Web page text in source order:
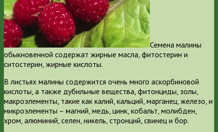
Семена малины
обыкновенной содержат жирные масла, фитостерин и
ситостерин, жирные кислоты.
В листьях малины содержится очень много аскорбиновой
кислоты, а также дубильные вещества, фитонциды, золы,
макроэлементы, такие как калий, кальций, марганец, железо, и
микроэлементы – магний, медь, цинк, кобальт, молибден,
хром, алюминий, селен, никель, стронций, свинец и бор.